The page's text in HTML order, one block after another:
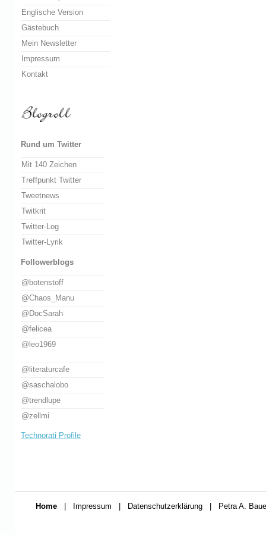
Englische Version
Gästebuch
Mein Newsletter
Impressum
Kontakt
Rund um Twitter
Mit 140 Zeichen
Treffpunkt Twitter
Tweetnews
Twitkrit
Twitter-Log
Twitter-Lyrik
Followerblogs
@botenstoff
@Chaos_Manu
@DocSarah
@felicea
@leo1969
@literaturcafe
@saschalobo
@trendlupe
@zellmi
Technorati Profile
Home Impressum Datenschutzerklärung Petra A.